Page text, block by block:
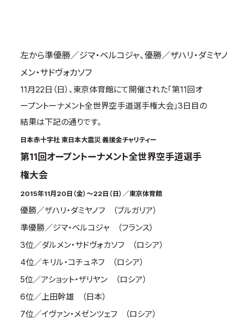
各委員会紹介
国際空手道連盟について
お知らせ
本部からのお知らせ
支部からのお知らせ
公式大会
公式記録
青少年部・保護者の方へ
一般の部・壮年部の方
会員制度
取材のお申し込み
よくある質問
左から準優勝／ジマ・ベルコジャ、優勝／ザハリ・ダミヤ
メン・サドヴォカソフ
11月22日（日）、東京体育館にて開催された「第11回オ
ープントーナメント全世界空手道選手権大会」3日目の
結果は下記の通りです。
日本赤十字社 東日本大震災 義援金チャリティー
第11回オープントーナメント全世界空手道選手
権大会
2015年11月20日（金）～22日（日）／東京体育館
優勝／ザハリ・ダミヤノフ （ブルガリア）
準優勝／ジマ・ベルコジャ （フランス）
3位／ダルメン・サドヴォカソフ （ロシア）
4位／キリル・コチュネフ （ロシア）
5位／アショット・ザリヤン （ロシア）
6位／上田幹雄 （日本）
7位／イヴァン・メゼンツェフ （ロシア）